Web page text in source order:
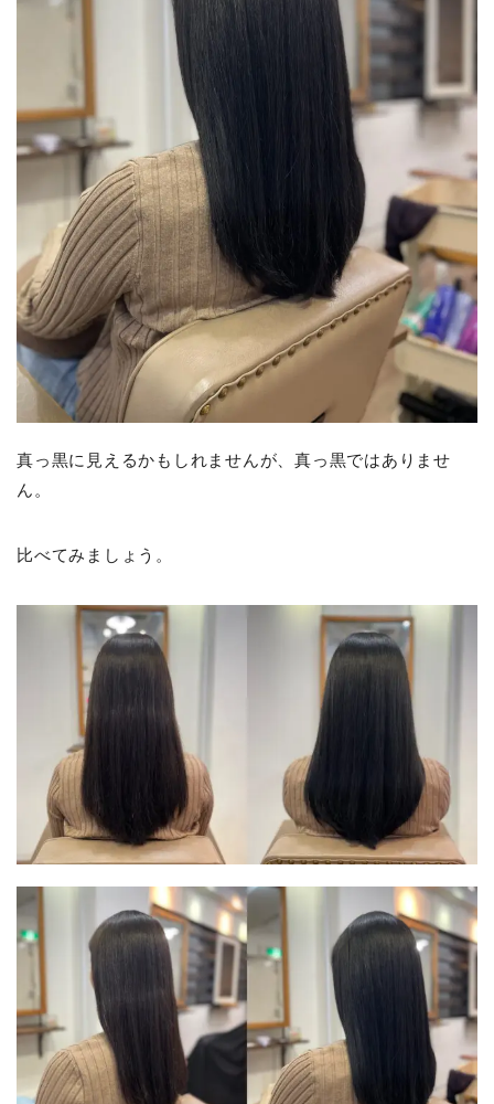
真っ黒に見えるかもしれませんが、真っ黒ではありませ
ん。
比べてみましょう。